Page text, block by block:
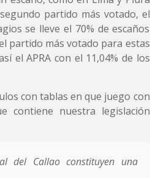
partido más votado, el
se lleve el 70% de escaños
partido más votado para estas
el APRA con el 11,04% de los
con tablas en que juego con
contiene nuestra legislación
del Callao constituyen una